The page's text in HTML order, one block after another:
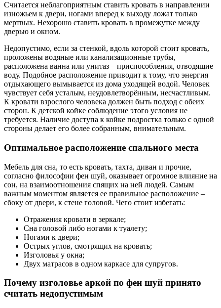
Считается неблагоприятным ставить кровать в направлении
изножьем к двери, ногами вперед к выходу ложат только
мертвых. Нехорошо ставить кровать в промежутке между
дверью и окном.
Недопустимо, если за стенкой, вдоль которой стоит кровать,
проложены водяные или канализационные трубы,
расположена ванна или унитаз – приспособления, отводящие
воду. Подобное расположение приводит к тому, что энергия
отдыхающего вымывается из дома уходящей водой. Человек
чувствует себя усталым, неудовлетворённым, несчастливым.
К кровати взрослого человека должен быть подход с обеих
сторон. К детской койке соблюдение этого условия не
требуется. Наличие доступа к койке подростка только с одной
стороны делает его более собранным, внимательным.
Оптимальное расположение спального места
Мебель для сна, то есть кровать, тахта, диван и прочие,
согласно философии фен шуй, оказывает огромное влияние на
сон, на взаимоотношения спящих на ней людей. Самым
важным моментом является ее правильное расположение –
сбоку от двери, к стене головой. Чего стоит избегать:
Отражения кровати в зеркале;
Сна головой либо ногами к туалету;
Ногами к двери;
Острых углов, смотрящих на кровать;
Изголовья у окна;
Двух матрасов в одном каркасе для супругов.
Почему изголовье аркой по фен шуй принято
считать недопустимым